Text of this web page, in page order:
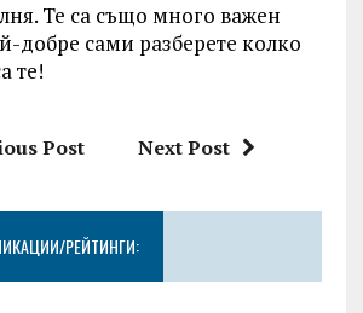
Те са също много важен
добре сами разберете колко
те!
Post Next Post
РЕЙТИНГИ: